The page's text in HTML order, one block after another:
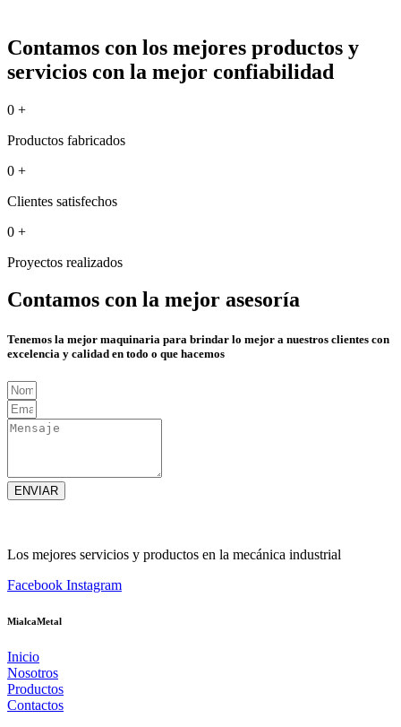
Contamos con los mejores productos y
servicios con la mejor confiabilidad
0 +
Productos fabricados
0 +
Clientes satisfechos
0 +
Proyectos realizados
Contamos con la mejor asesoría
Tenemos la mejor maquinaria para brindar lo mejor a nuestros clientes con
excelencia y calidad en todo o que hacemos
ENVIAR
Los mejores servicios y productos en la mecánica industrial
Facebook Instagram
MialcaMetal
Inicio
Nosotros
Productos
Contactos